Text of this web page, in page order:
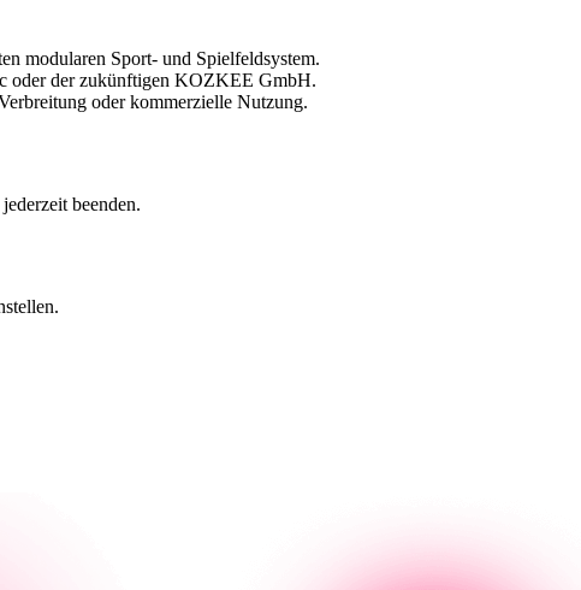
modularen Sport- und Spielfeldsystem.
oder der zukünftigen KOZKEE GmbH.
oder kommerzielle Nutzung.
beenden.